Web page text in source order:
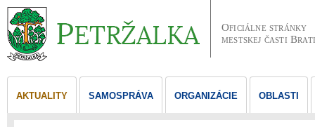
Oficiálne stránky
mestskej časti
AKTUALITY SAMOSPRÁVA ORGANIZÁCIE OBLASTI